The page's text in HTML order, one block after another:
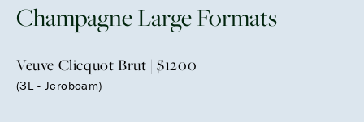
Champagne Large Formats
Veuve Clicquot Brut | $1200
(3L - Jeroboam)